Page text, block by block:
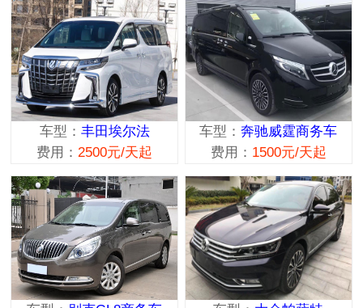
车型： 丰田埃尔法
费用：2500元/天起
车型：奔驰威霆商务车
费用： 1500元/天起